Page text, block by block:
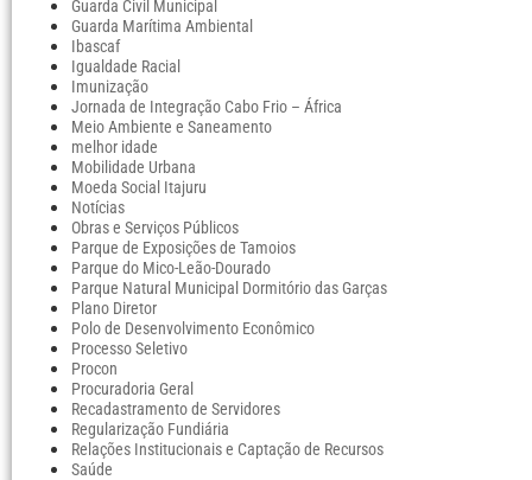
Guarda Civil Municipal
Guarda Marítima Ambiental
Ibascaf
Igualdade Racial
Imunização
Jornada de Integração Cabo Frio – África
Meio Ambiente e Saneamento
melhor idade
Mobilidade Urbana
Moeda Social Itajuru
Notícias
Obras e Serviços Públicos
Parque de Exposições de Tamoios
Parque do Mico-Leão-Dourado
Parque Natural Municipal Dormitório das Garças
Plano Diretor
Polo de Desenvolvimento Econômico
Processo Seletivo
Procon
Procuradoria Geral
Recadastramento de Servidores
Regularização Fundiária
Relações Institucionais e Captação de Recursos
Saúde